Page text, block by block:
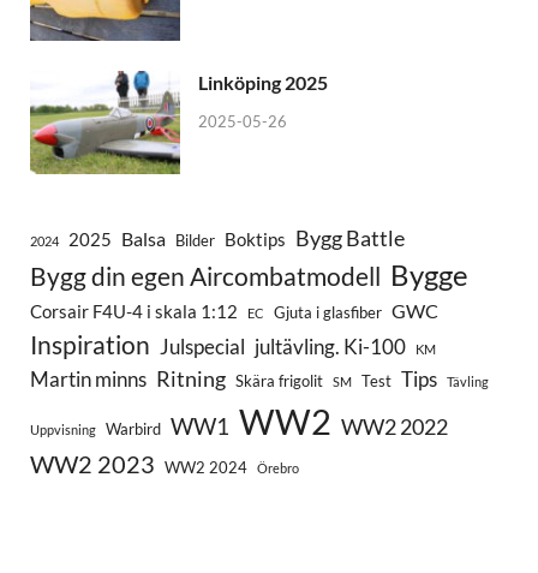
Linköping 2025
2025-05-26
2024 2025 Balsa Bilder Boktips Bygg Battle
Bygg din egen Aircombatmodell Bygge
Corsair F4U-4 i skala 1:12 EC Gjuta i glasfiber GWC
Inspiration Julspecial jultävling. Ki-100 KM
Martin minns Ritning Skära frigolit SM Test Tips Tävling
Uppvisning Warbird WW1 WW2 WW2 2022
WW2 2023 WW2 2024 Örebro